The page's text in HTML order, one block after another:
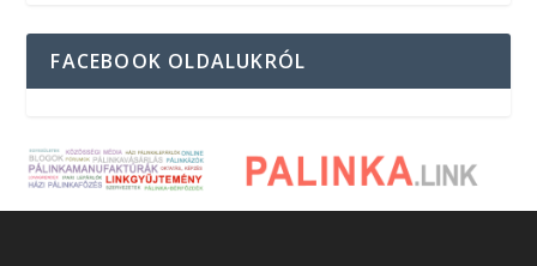
FACEBOOK OLDALUKRÓL